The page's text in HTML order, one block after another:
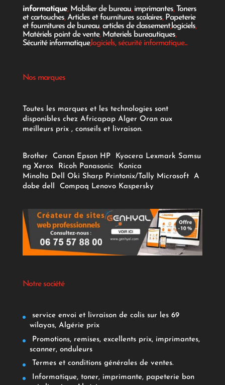
informatique, Mobilier de bureau, imprimantes, Toners
et cartouches,Articles et fournitures scolaires, Papeterie
et fournitures de bureau,articles de classement,logiciels,
Matériels point de vente, Materiels bureautiques,
Sécurité informatique,logiciels, sécurité informatique...
Nos marques
Toutes les marques et les technologies sont
disponibles chez Africapap Alger Oran aux
meilleurs prix , conseils et livraison.
Brother Canon Epson HP Kyocera Lexmark Samsu
ng Xerox Ricoh Panasonic
Konica
Minolta Dell Oki Sharp Printonix/Tally Microsoft
A
dobe dell Compaq Lenovo Kaspersky
Notre société
service envoi et livraison de colis sur les 69
wilayas, Algérie prix
Promotions, remises, excellents prix, imprimantes,
scanner, onduleurs
Termes et conditions générales de ventes.
Informatique, toner, imprimante, papeterie bon